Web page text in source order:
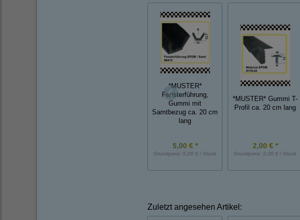
*MUSTER*
Fensterführung,
Gummi mit
Samtbezug ca. 20 cm
lang
5,00 € *
Grundpreis: 5,00 € / Stück
*MUSTER* Gummi T-
Profil ca. 20 cm lang
2,00 € *
Grundpreis: 2,00 € / Stück
Zuletzt angesehen Artikel: